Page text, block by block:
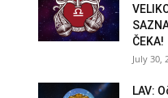
ČEKA!
July 30,
LAV: